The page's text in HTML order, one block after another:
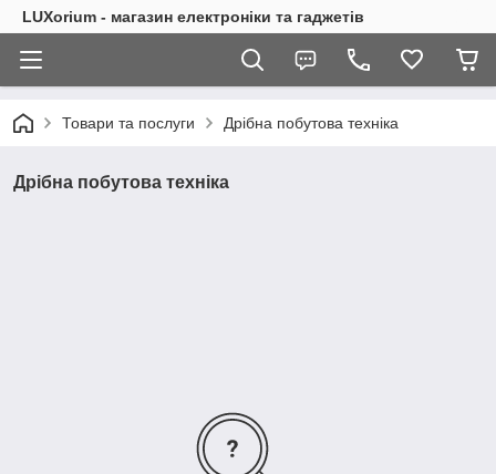
LUXorium - магазин електроніки та гаджетів
Товари та послуги Дрібна побутова техніка
Дрібна побутова техніка